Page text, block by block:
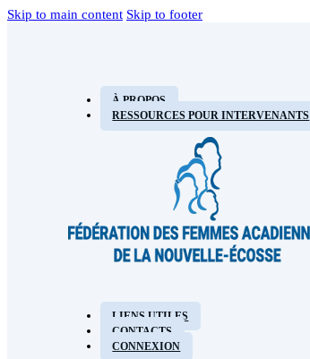
Skip to main content Skip to footer
À PROPOS
RESSOURCES POUR INTERVENANTS
LIENS UTILES
CONTACTS
CONNEXION